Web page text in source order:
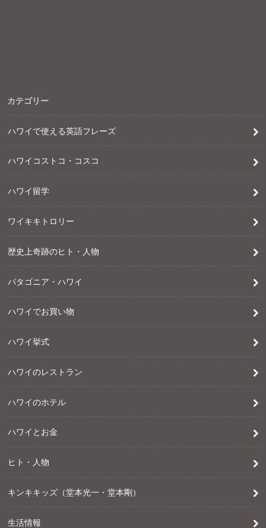
カテゴリー
ハワイで使える英語フレーズ
ハワイコストコ・コスコ
ハワイ留学
ワイキキトロリー
歴史上奇跡のヒト・人物
パタゴニア・ハワイ
ハワイでお買い物
ハワイ挙式
ハワイのレストラン
ハワイのホテル
ハワイとお金
ヒト・人物
キンキキッズ（堂本光一・堂本剛）
生活情報